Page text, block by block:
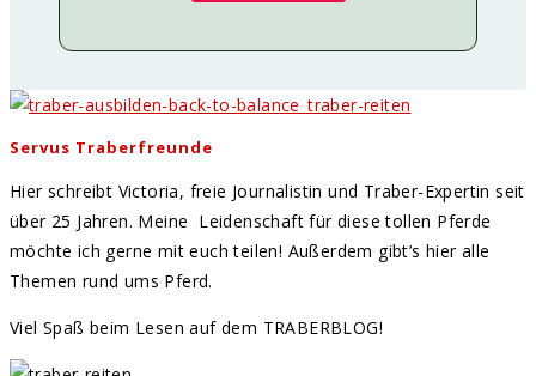
Servus Traberfreunde
Hier schreibt Victoria, freie Journalistin und Traber-Expertin seit
über 25 Jahren. Meine Leidenschaft für diese tollen Pferde
möchte ich gerne mit euch teilen! Außerdem gibt’s hier alle
Themen rund ums Pferd.
Viel Spaß beim Lesen auf dem TRABERBLOG!